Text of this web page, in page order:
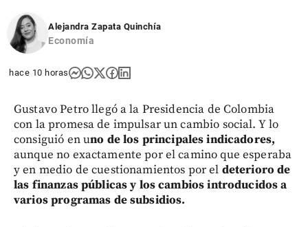
Alejandra Zapata Quinchía
Economía
hace 10 horas
Gustavo Petro llegó a la Presidencia de Colombia
con la promesa de impulsar un cambio social. Y lo
consiguió en uno de los principales indicadores,
aunque no exactamente por el camino que esperaba
y en medio de cuestionamientos por el deterioro de
las finanzas públicas y los cambios introducidos a
varios programas de subsidios.